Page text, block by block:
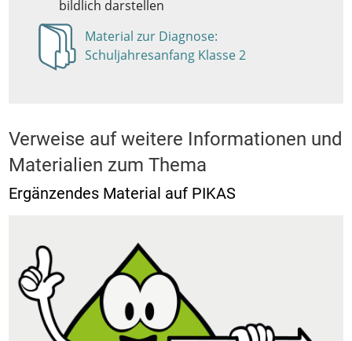
bildlich darstellen
Anzeigen
Material zur Diagnose:
Schuljahresanfang Klasse 2
Verweise auf weitere Informationen und
Materialien zum Thema
Ergänzendes Material auf PIKAS